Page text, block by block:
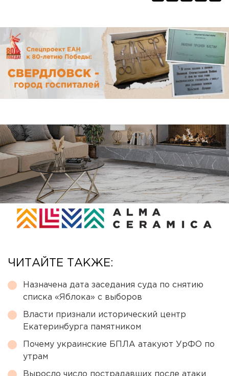
ЧИТАЙТЕ ТАКЖЕ:
Назначена дата заседания суда по снятию
списка «Яблока» с выборов
Власти признали исторический центр
Екатеринбурга памятником
Почему украинские БПЛА атакуют УрФО по
утрам
Выросло число пострадавших после атаки